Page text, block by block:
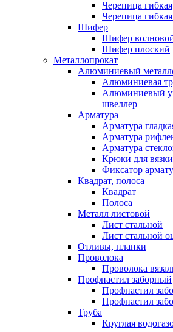
Черепица гибкая
Черепица
Шифер
Шифер
Шифер плоский
Металлопрокат
Алюминиевый
Алюминиевая
Алюминиевый
швеллер
Арматура
Арматура
Арматура
Арматура
Крюки для
Фиксатор
Квадрат, полоса
Квадрат
Полоса
Металл листовой
Лист стальной
Лист стальной
Отливы, планки
Проволока
Проволока
Профнастил заборный
Профнастил
Профнастил
Труба
Круглая